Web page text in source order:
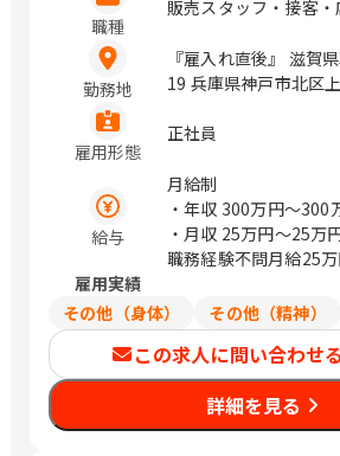
BUILDING3階 鳥取県
番27号 島根県松江市
県岡山市北区今2丁目9
市白楽町587-3 広島県
原5-16-6 （ケイ・テイ
周南市久米中央四丁目
下関市綾羅木本町3丁
市小郡下郷2227番地4
町一丁目8-1 愛媛県松
高知県高知市杉井流21
岡市博多区御供所町1-
目7番1号 （ガーデン
福岡県久留米市合川町
公園通り） 佐賀県佐
14-40 （ニッセイ佐賀
本県熊本市南区田井
職種
販売スタッフ・接客・
勤務地
『雇入れ直後』 滋賀
19 兵庫県神戸市北区
古川市東神吉町出河原
13 岡山県倉敷市笹沖
市王子町2-13-1 山口
17 香川県高松市田村
浜市菊本町1-1-30 愛
1095-1 福岡県京都郡
1650-1 福岡県春日市
県福岡市早良区有田6-
市高木瀬町長瀬718-1
尽町11-1 長崎県長崎
県菊池郡菊陽町津久
雇用形態
正社員
給与
月給制
・年収 300万円〜300
・月収 25万円〜25万
職務経験不問月給25
雇用実績
その他（身体）
その他（精神）
この求人に問い合わせ
詳細を見る